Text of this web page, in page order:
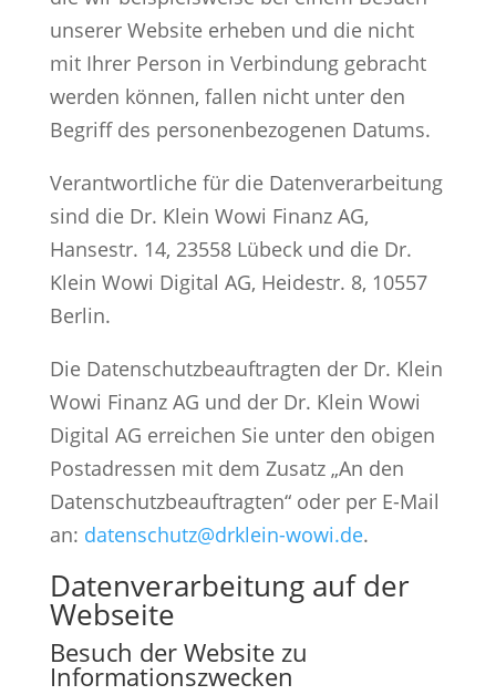
unserer Website erheben und die nicht
mit Ihrer Person in Verbindung gebracht
werden können, fallen nicht unter den
Begriff des personenbezogenen Datums.
Verantwortliche für die Datenverarbeitung
sind die Dr. Klein Wowi Finanz AG,
Hansestr. 14, 23558 Lübeck und die Dr.
Klein Wowi Digital AG, Heidestr. 8, 10557
Berlin.
Die Datenschutzbeauftragten der Dr. Klein
Wowi Finanz AG und der Dr. Klein Wowi
Digital AG erreichen Sie unter den obigen
Postadressen mit dem Zusatz „An den
Datenschutzbeauftragten“ oder per E-Mail
an: datenschutz@drklein-wowi.de.
Datenverarbeitung auf der
Webseite
Besuch der Website zu
Informationszwecken